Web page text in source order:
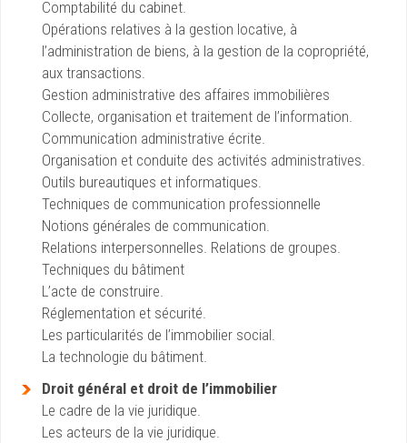
Comptabilité du cabinet.
Opérations relatives à la gestion locative, à
l’administration de biens, à la gestion de la copropriété,
aux transactions.
Gestion administrative des affaires immobilières
Collecte, organisation et traitement de l’information.
Communication administrative écrite.
Organisation et conduite des activités administratives.
Outils bureautiques et informatiques.
Techniques de communication professionnelle
Notions générales de communication.
Relations interpersonnelles. Relations de groupes.
Techniques du bâtiment
L’acte de construire.
Réglementation et sécurité.
Les particularités de l’immobilier social.
La technologie du bâtiment.
Droit général et droit de l’immobilier
Le cadre de la vie juridique.
Les acteurs de la vie juridique.